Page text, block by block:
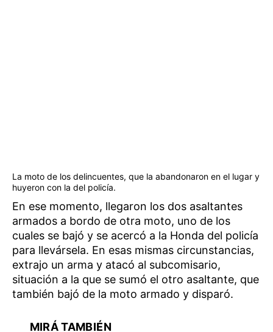
La moto de los delincuentes, que la abandonaron en el lugar y
huyeron con la del policía.
En ese momento, llegaron los dos asaltantes
armados a bordo de otra moto, uno de los
cuales se bajó y se acercó a la Honda del policía
para llevársela. En esas mismas circunstancias,
extrajo un arma y atacó al subcomisario,
situación a la que se sumó el otro asaltante, que
también bajó de la moto armado y disparó.